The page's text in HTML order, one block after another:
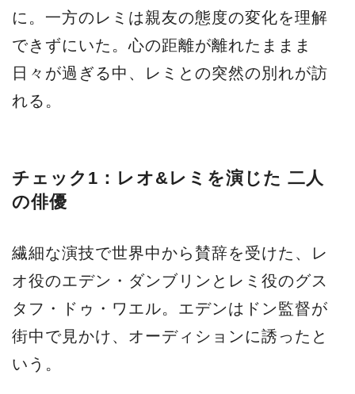
に。一方のレミは親友の態度の変化を理解
できずにいた。心の距離が離れたままま
日々が過ぎる中、レミとの突然の別れが訪
れる。
チェック1：レオ&レミを演じた 二人
の俳優
繊細な演技で世界中から賛辞を受けた、レ
オ役のエデン・ダンブリンとレミ役のグス
タフ・ドゥ・ワエル。エデンはドン監督が
街中で見かけ、オーディションに誘ったと
いう。